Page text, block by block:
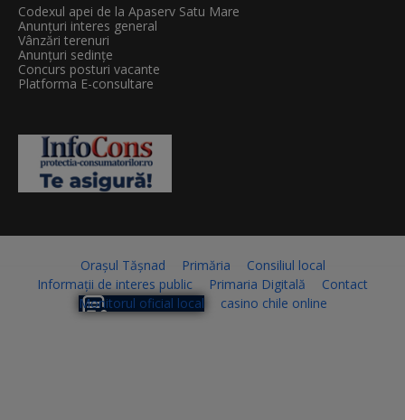
Codexul apei de la Apaserv Satu Mare
Anunțuri interes general
Vânzări terenuri
Anunțuri sedințe
Concurs posturi vacante
Platforma E-consultare
Orașul Tășnad Primăria
Consiliul local
Informații de interes public
Primaria Digitală
Contact
Monitorul oficial local
casino chile online